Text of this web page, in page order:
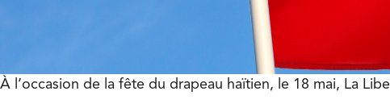
À l’occasion de la fête du drapeau haïtien, le 18 mai, La